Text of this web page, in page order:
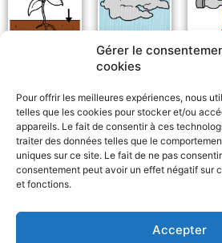
Gérer le
cookies
Pour offrir les meilleures expériences, nous
telles que les cookies pour stocker et/ou
appareils. Le fait de consentir à ces
traiter des données telles que le
uniques sur ce site. Le fait de ne pas
consentement peut avoir un effet négatif sur
et fonctions.
Accepter
Pluie
a
h
e
s